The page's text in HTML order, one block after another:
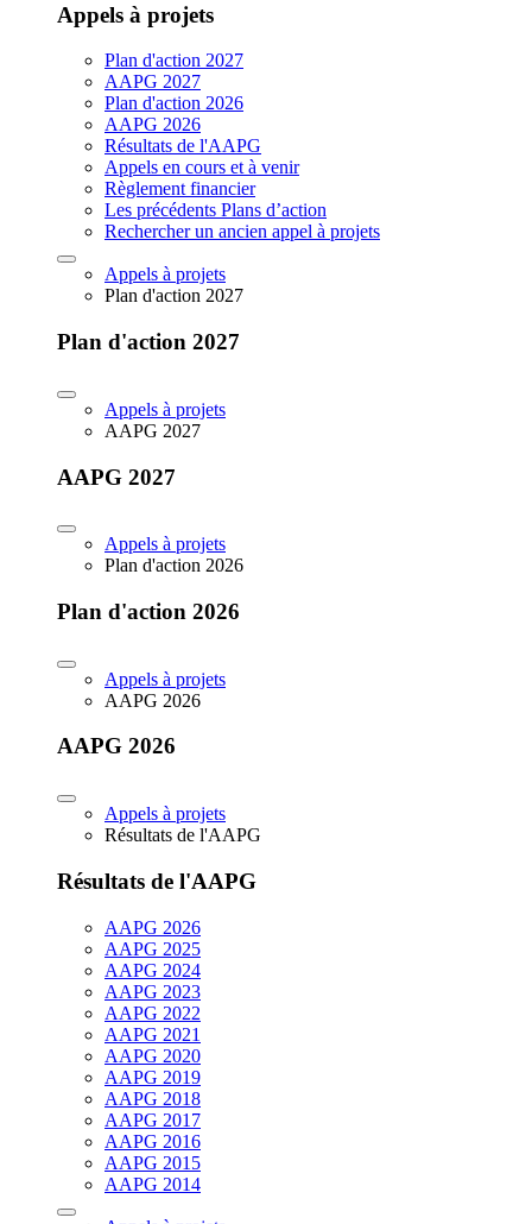
Appels à projets
Plan d'action 2027
AAPG 2027
Plan d'action 2026
AAPG 2026
Résultats de l'AAPG
Appels en cours et à venir
Règlement financier
Les précédents Plans d’action
Rechercher un ancien appel à projets
Appels à projets
Plan d'action 2027
Plan d'action 2027
Appels à projets
AAPG 2027
AAPG 2027
Appels à projets
Plan d'action 2026
Plan d'action 2026
Appels à projets
AAPG 2026
AAPG 2026
Appels à projets
Résultats de l'AAPG
Résultats de l'AAPG
AAPG 2026
AAPG 2025
AAPG 2024
AAPG 2023
AAPG 2022
AAPG 2021
AAPG 2020
AAPG 2019
AAPG 2018
AAPG 2017
AAPG 2016
AAPG 2015
AAPG 2014